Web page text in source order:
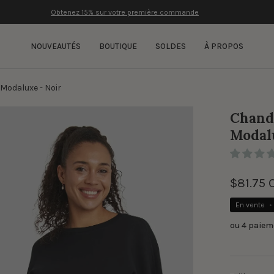
NOUVEAUTÉS BOUTIQUE SOLDES À PROPOS
- Noir
$81.75
En vente •
ou 4